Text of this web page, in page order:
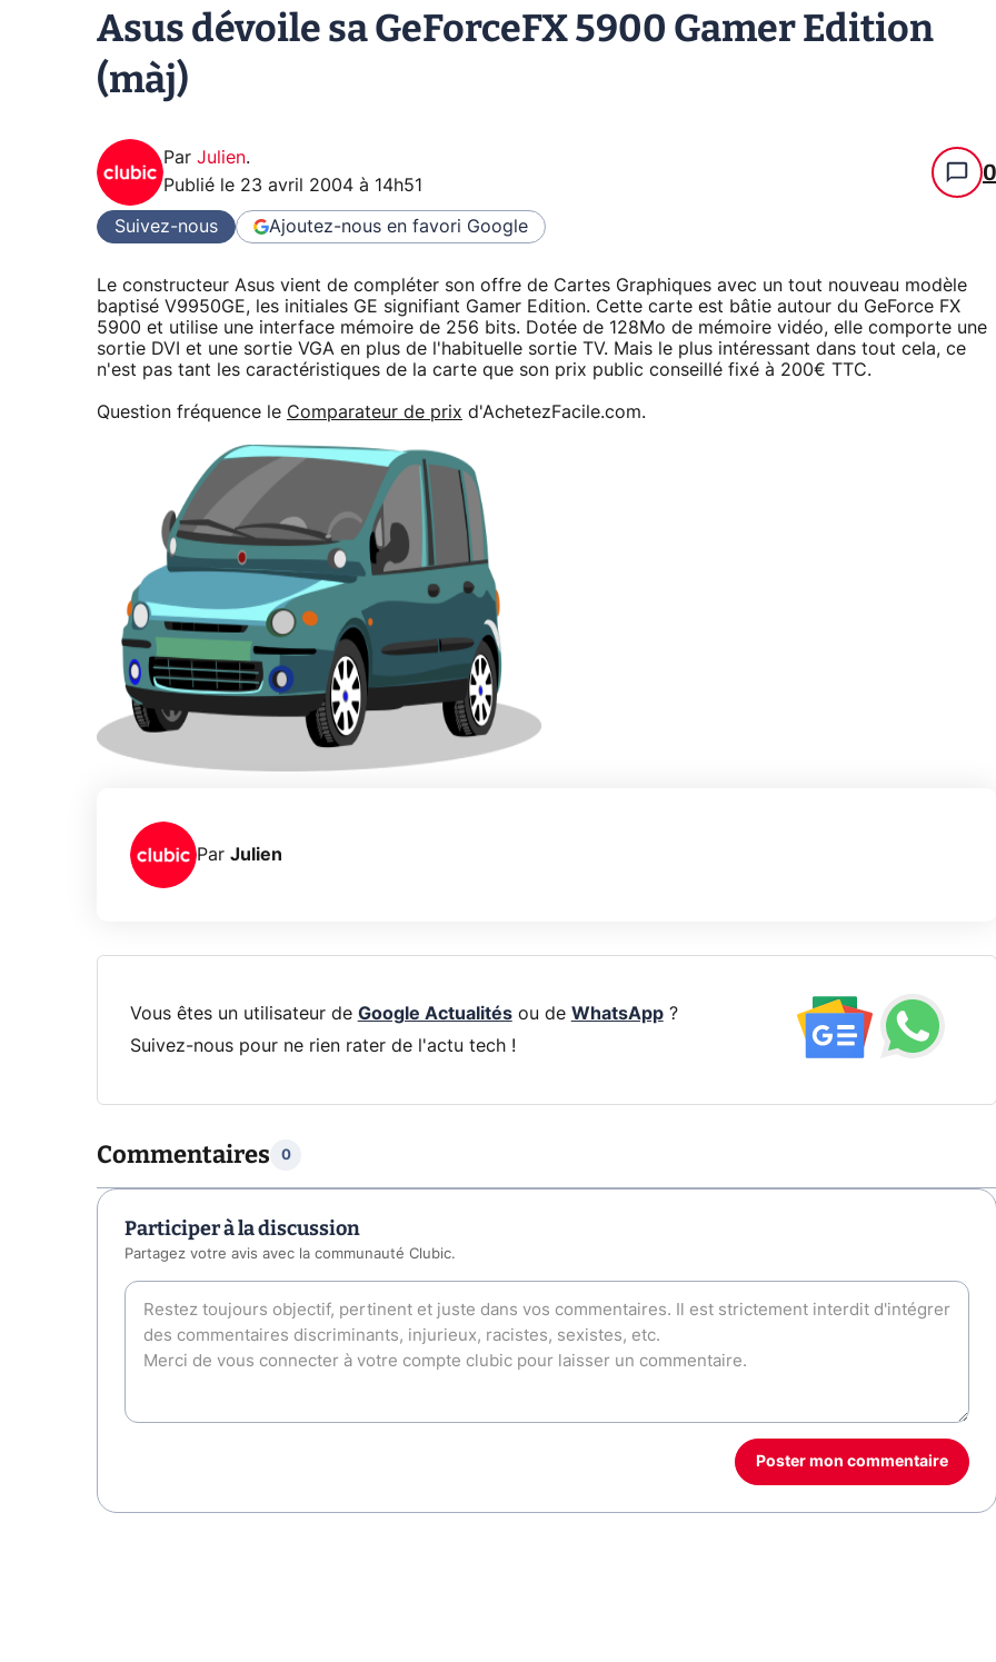
Asus dévoile sa GeForceFX 5900 Gamer Edition
(màj)
Par Julien.
Publié le 23 avril 2004 à 14h51 0
Suivez-nous Ajoutez-nous en favori Google
Le constructeur Asus vient de compléter son offre de Cartes Graphiques avec un tout nouveau modèle
baptisé V9950GE, les initiales GE signifiant Gamer Edition. Cette carte est bâtie autour du GeForce FX
5900 et utilise une interface mémoire de 256 bits. Dotée de 128Mo de mémoire vidéo, elle comporte une
sortie DVI et une sortie VGA en plus de l'habituelle sortie TV. Mais le plus intéressant dans tout cela, ce
n'est pas tant les caractéristiques de la carte que son prix public conseillé fixé à 200€ TTC.
Question fréquence le Comparateur de prix d'AchetezFacile.com.
Par Julien
Vous êtes un utilisateur de Google Actualitésou de WhatsApp?
Suivez-nous pour ne rien rater de l'actu tech !
Commentaires 0
Participer à la discussion
Partagez votre avis avec la communauté Clubic.
Poster mon commentaire